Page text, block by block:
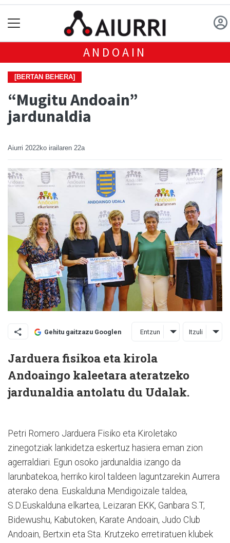
ANDOAIN
[BERTAN BEHERA]
“Mugitu Andoain”
jardunaldia
Aiurri 2022ko irailaren 22a
Gehitu gaitzazu Googlen Entzun Itzuli
Jarduera fisikoa eta kirola
Andoaingo kaleetara ateratzeko
jardunaldia antolatu du Udalak.
Petri Romero Jarduera Fisiko eta Kiroletako
zinegotziak lankidetza eskertuz hasiera eman zion
agerraldiari. Egun osoko jardunaldia izango da
larunbatekoa, herriko kirol taldeen laguntzarekin Aurrera
aterako dena. Euskalduna Mendigoizale taldea,
S.D.Euskalduna elkartea, Leizaran EKK, Ganbara S.T,
Bidewushu, Kabutoken, Karate Andoain, Judo Club
Andoain, Bertxin eta Sta. Krutzeko erretiratuen klubek